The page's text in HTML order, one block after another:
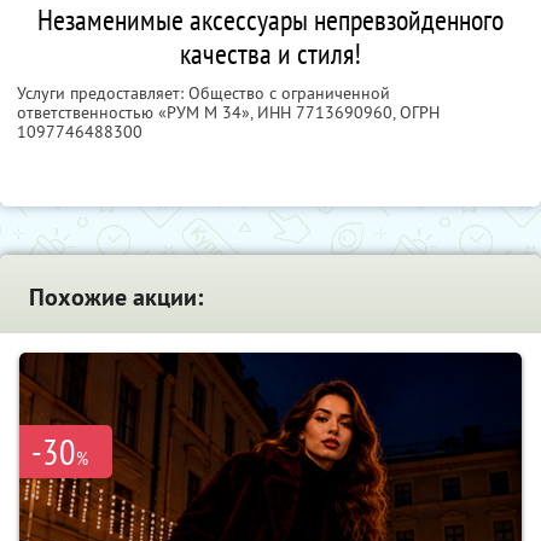
Незаменимые аксессуары непревзойденного
качества и стиля!
Услуги предоставляет: Общество с ограниченной
ответственностью «РУМ М 34», ИНН 7713690960, ОГРН
1097746488300
Похожие акции:
-30%